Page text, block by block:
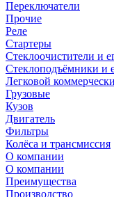
Переключатели
Прочие
Реле
Стартеры
Стеклоочистители и
Стеклоподъёмники и
Легковой
Грузовые
Кузов
Двигатель
Фильтры
Колёса и трансмиссия
О компании
О компании
Преимущества
Производство